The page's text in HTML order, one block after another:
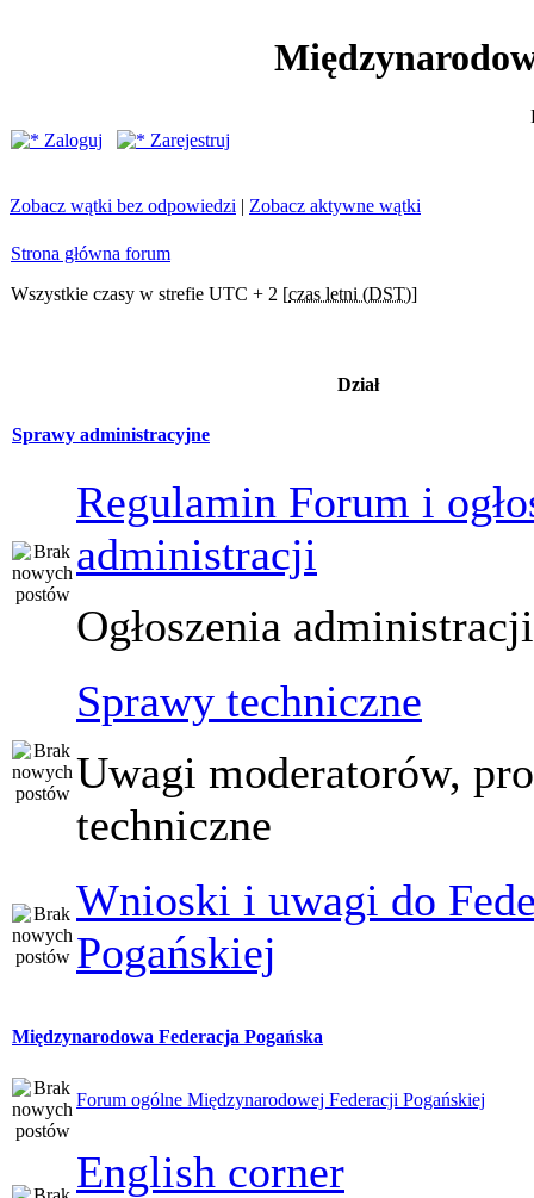
Zaloguj
Zarejestruj
Zobacz wątki bez odpowiedzi | Zobacz aktywne wątki
Strona główna forum
Wszystkie czasy w strefie UTC + 2 [czas letni (DST)]
Dział
Sprawy administracyjne
Regulamin Forum i
administracji
Ogłoszenia
Sprawy techniczne
Uwagi moderatorów,
techniczne
Wnioski i uwagi do
Pogańskiej
Międzynarodowa Federacja Pogańska
Forum ogólne Międzynarodowej Federacji Pogańskiej
English corner